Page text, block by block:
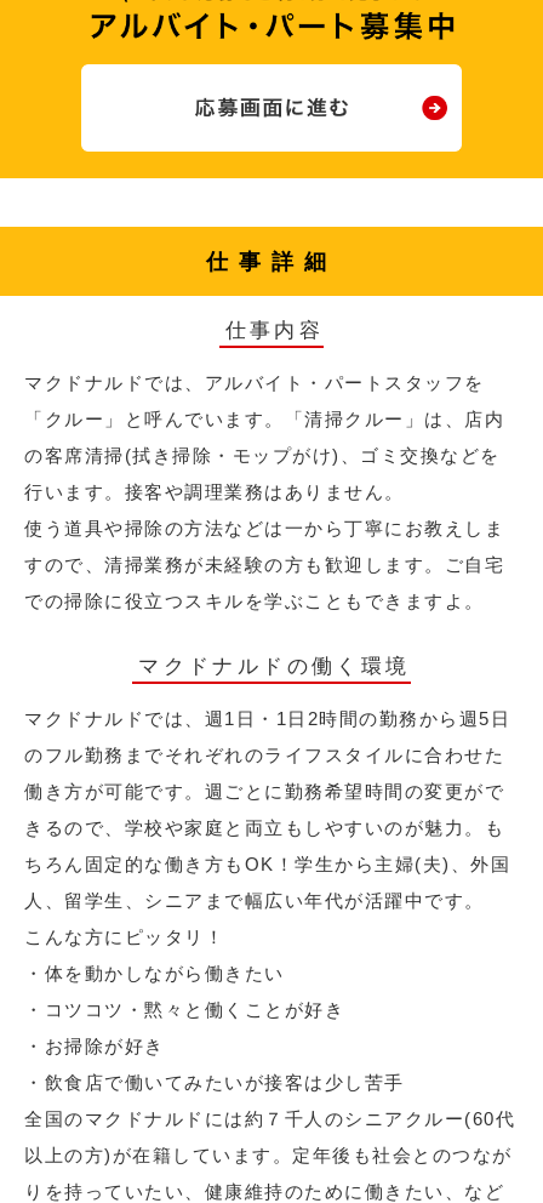
仕事詳細
仕事内容
マクドナルドでは、アルバイト・パートスタッフを
「クルー」と呼んでいます。「清掃クルー」は、店内
の客席清掃(拭き掃除・モップがけ)、ゴミ交換などを
行います。接客や調理業務はありません。
使う道具や掃除の方法などは一から丁寧にお教えしま
すので、清掃業務が未経験の方も歓迎します。ご自宅
での掃除に役立つスキルを学ぶこともできますよ。
マクドナルドの働く環境
マクドナルドでは、週1日・1日2時間の勤務から週5日
のフル勤務までそれぞれのライフスタイルに合わせた
働き方が可能です。週ごとに勤務希望時間の変更がで
きるので、学校や家庭と両立もしやすいのが魅力。も
ちろん固定的な働き方もOK！学生から主婦(夫)、外国
人、留学生、シニアまで幅広い年代が活躍中です。
こんな方にピッタリ！
・体を動かしながら働きたい
・コツコツ・黙々と働くことが好き
・お掃除が好き
・飲食店で働いてみたいが接客は少し苦手
全国のマクドナルドには約７千人のシニアクルー(60代
以上の方)が在籍しています。定年後も社会とのつなが
りを持っていたい、健康維持のために働きたい、など